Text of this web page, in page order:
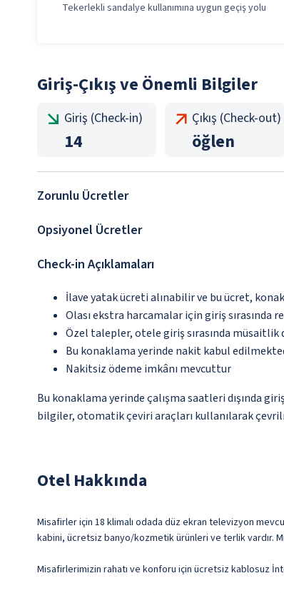
Tekerlekli sandalye kullanımına uygun geçiş yolu
Giriş-Çıkış ve Önemli Bilgiler
Giriş (Check-in)
14
Çıkış (Check-out)
öğlen
Zorunlu Ücretler
Opsiyonel Ücretler
Check-in Açıklamaları
İlave yatak ücreti alınabilir ve bu ücret,
Olası ekstra harcamalar için giriş
Özel talepler, otele giriş sırasında
Bu konaklama yerinde nakit kabul
Nakitsiz ödeme imkânı mevcuttur
Bu konaklama yerinde çalışma saatleri dışında
bilgiler, otomatik çeviri araçları kullanılarak
Otel Hakkında
Misafirler için 18 klimalı odada düz ekran televizyon
kabini, ücretsiz banyo/kozmetik ürünleri ve terlik vardır.
Misafirlerimizin rahatı ve konforu için ücretsiz kablosuz